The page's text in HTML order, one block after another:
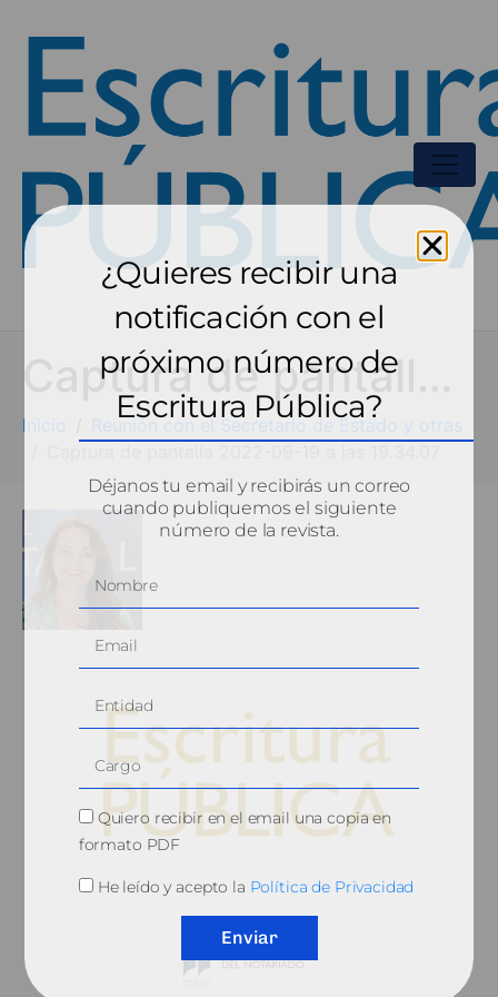
Inicio
Reunión con el Secretario de Estado y otras
¿Quieres recibir una
notificación con el
próximo número de
Escritura Pública?
Déjanos tu email y recibirás un correo
cuando publiquemos el siguiente
número de la revista.
Quiero recibir en el email una copia en
formato PDF
He leído y acepto la Política de Privacidad
Enviar